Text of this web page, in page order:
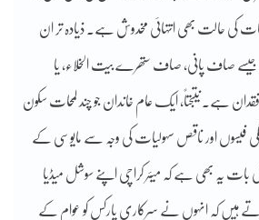
کی حالت بھی انتہائی مخدوش ہے۔ ذیادہ تر ان
جیسے صاف پانی، صاف ستھرے بیت الخلاء، یا
ہے۔ نتیجتاً، ایک عام خاندان جو چند لمحات سکون
فیسوں اور ناقص سہولیات کی وجہ سے مایوسی کے
بات یہ بھی ہے کہ میئر کراچی اپنے سوشل میڈیا
ہیں کہ انہوں نے سرکاری پارکس کو عوام کے